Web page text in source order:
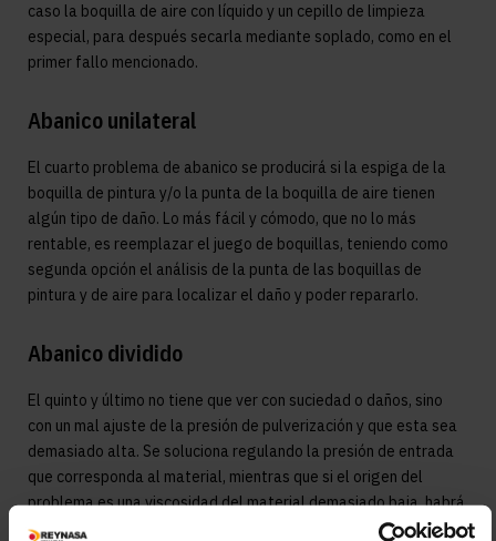
caso la boquilla de aire con líquido y un cepillo de limpieza
especial, para después secarla mediante soplado, como en el
primer fallo mencionado.
Abanico unilateral
El cuarto problema de abanico se producirá si la espiga de la
boquilla de pintura y/o la punta de la boquilla de aire tienen
algún tipo de daño. Lo más fácil y cómodo, que no lo más
rentable, es reemplazar el juego de boquillas, teniendo como
segunda opción el análisis de la punta de las boquillas de
pintura y de aire para localizar el daño y poder repararlo.
Abanico dividido
El quinto y último no tiene que ver con suciedad o daños, sino
con un mal ajuste de la presión de pulverización y que esta sea
demasiado alta. Se soluciona regulando la presión de entrada
que corresponda al material, mientras que si el origen del
problema es una viscosidad del material demasiado baja, habrá
que ajustarla o usar una boquilla más pequeña.